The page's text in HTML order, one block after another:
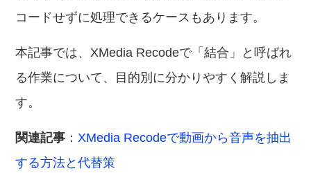
コードせずに処理できるケースもあります。
本記事では、XMedia Recodeで「結合」と呼ばれ
る作業について、目的別に分かりやすく解説しま
す。
関連記事 ：XMedia Recodeで動画から音声を抽出
する方法と代替策